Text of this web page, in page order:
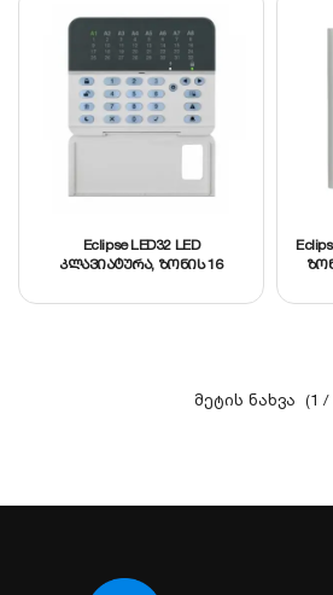
Eclipse LED32 LED
კლავიატურა, ზონის 16
(1 /